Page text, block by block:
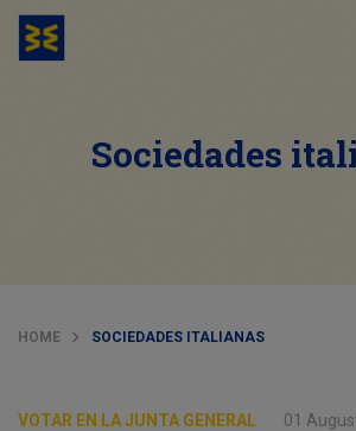
Sociedades
HOME SOCIEDADES ITALIANAS
VOTAR EN LA JUNTA GENERAL 01